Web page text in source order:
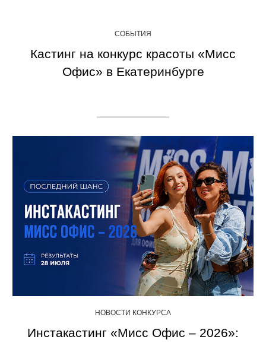
СОБЫТИЯ
Кастинг на конкурс красоты «Мисс
Офис» в Екатеринбурге
НОВОСТИ КОНКУРСА
Инстакастинг «Мисс Офис – 2026»: